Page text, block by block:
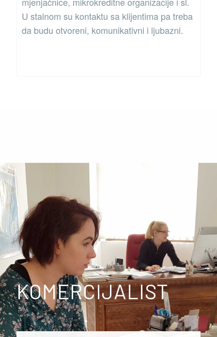
U stalnom su kontaktu sa klijentima pa treba
da budu otvoreni, komunikativni i ljubazni.
KOMERCIJALIST